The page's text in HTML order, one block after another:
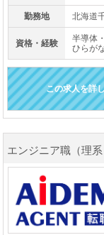
勤務地 北海道
資格・経験
半導体
ひらが
この求人を詳
エンジニア職（理系